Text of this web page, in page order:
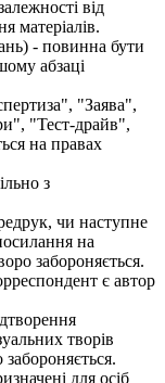
від
матеріалів.
- повинна бути
абзаці
"Заява",
"Тест-драйв",
на правах
з
чи наступне
на
забороняється.
є автор
творів
для осіб